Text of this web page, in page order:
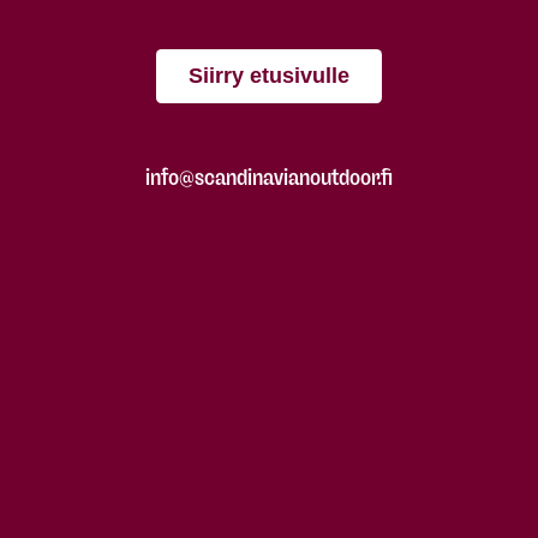
Siirry etusivulle
info@scandinavianoutdoor.fi